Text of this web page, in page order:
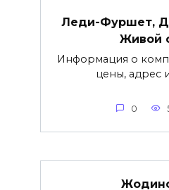
Леди-Фуршет,
Живой
Информация о
цены, адрес
0